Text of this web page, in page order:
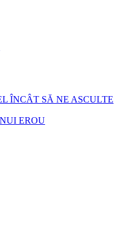
ÎNCÂT SĂ NE ASCULTE
EROU